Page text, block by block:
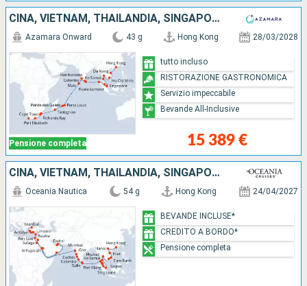
CINA, VIETNAM, THAILANDIA, SINGAPORE, MALESIA, INDONESIA, SRI LANKA, INDIA, MALDIVE, MAURITIUS, FRANCIA, MADAGASCAR, AFRICA DEL SUD
Pensione completa
Azamara Onward 43 g Hong Kong 28/03/2028
15 389 €
tutto incluso
RISTORAZIONE GASTRONOMICA
Servizio impeccabile
Bevande All-Inclusive
CINA, VIETNAM, THAILANDIA, SINGAPORE, MALESIA, SRI LANKA, INDIA, EMIRATI ARABI UNITI, OMAN, ARABIA SAUDITA, GIORDANIA, EGITTO, CIPRO, GRECIA, TURCHIA
Oceania Nautica 54 g Hong Kong 24/04/2027
BEVANDE INCLUSE*
CREDITO A BORDO*
Pensione completa